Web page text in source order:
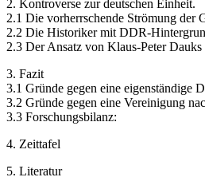
2. Kontroverse zur deutschen Einheit.
2.1 Die vorherrschende Strömung der
2.2 Die Historiker mit DDR-
2.3 Der Ansatz von Klaus-Peter Dauks
3. Fazit
3.1 Gründe gegen eine eigenständige
3.2 Gründe gegen eine Vereinigung
3.3 Forschungsbilanz:
4. Zeittafel
5. Literatur